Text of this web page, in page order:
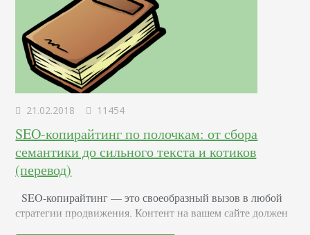
21.02.2018 11454
SEO-копирайтинг по полочкам: от сбора
семантики до сильного текста и котиков
(перевод)
SEO-копирайтинг — это своеобразный вызов в любой
стратегии продвижения. Контент на вашем сайте должен